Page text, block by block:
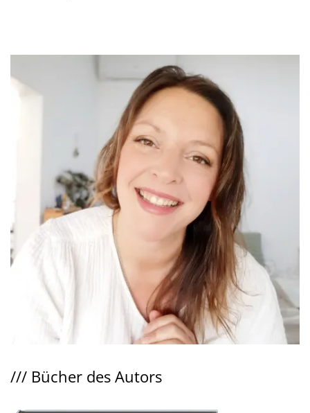
/// Bücher des Autors